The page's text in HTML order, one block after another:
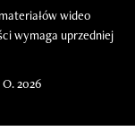
wideo
wymaga uprzedniej
O. 2026